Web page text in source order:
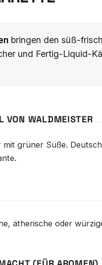
bringen den süß-
und Fertig-Liquid-
VON WALDMEISTER
mit grüner Süße.
ätherische oder